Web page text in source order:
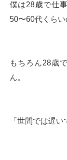
僕は28歳で仕
50〜60代くらい
もちろん28歳
ん。
「世間では遅